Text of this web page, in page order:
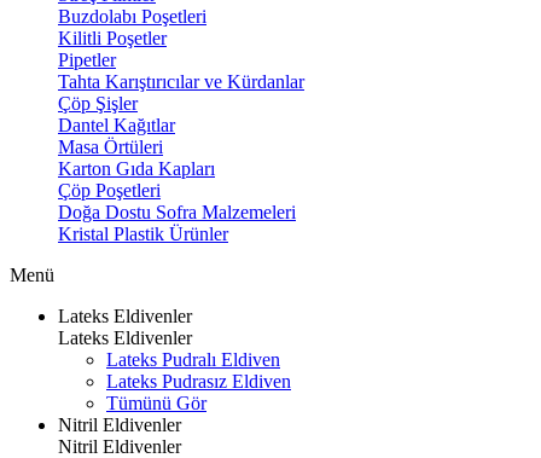
Buzdolabı Poşetleri
Kilitli Poşetler
Pipetler
Tahta Karıştırıcılar ve Kürdanlar
Çöp Şişler
Dantel Kağıtlar
Masa Örtüleri
Karton Gıda Kapları
Çöp Poşetleri
Doğa Dostu Sofra Malzemeleri
Kristal Plastik Ürünler
Menü
Lateks Eldivenler
Lateks Eldivenler
Lateks Pudralı Eldiven
Lateks Pudrasız Eldiven
Tümünü Gör
Nitril Eldivenler
Nitril Eldivenler